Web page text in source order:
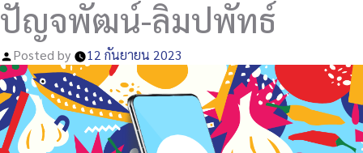
ปัญจพัฒน์-ลิมปพัทธ์
Posted by 12 กันยายน 2023